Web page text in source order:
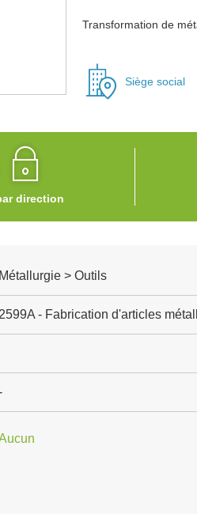
Transformation de
Siège social
direction
Métallurgie > Outils
2599A - Fabrication d'articles